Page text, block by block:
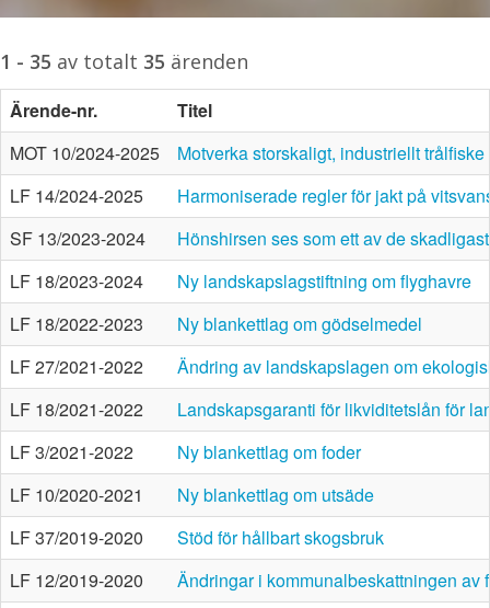
1 - 35 av totalt 35 ärenden
Ärende-nr.
Titel
MOT 10/2024-2025
Motverka storskaligt, industriellt
LF 14/2024-2025
Harmoniserade regler för jakt på
SF 13/2023-2024
Hönshirsen ses som ett av de
LF 18/2023-2024
Ny landskapslagstiftning om flyghavre
LF 18/2022-2023
Ny blankettlag om gödselmedel
LF 27/2021-2022
Ändring av landskapslagen om
LF 18/2021-2022
Landskapsgaranti för likviditetslån för
LF 3/2021-2022
Ny blankettlag om foder
LF 10/2020-2021
Ny blankettlag om utsäde
LF 37/2019-2020
Stöd för hållbart skogsbruk
LF 12/2019-2020
Ändringar i kommunalbeskattningen